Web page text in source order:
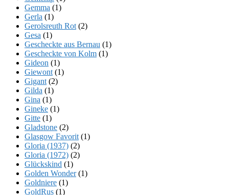
Gemma (1)
Gerla (1)
Gerolsreuth Rot (2)
Gesa (1)
Gescheckte aus Bernau (1)
Gescheckte von Kolm (1)
Gideon (1)
Giewont (1)
Gigant (2)
Gilda (1)
Gina (1)
Gineke (1)
Gitte (1)
Gladstone (2)
Glasgow Favorit (1)
Gloria (1937) (2)
Gloria (1972) (2)
Glückskind (1)
Golden Wonder(1)
Goldniere (1)
GoldRus (1)